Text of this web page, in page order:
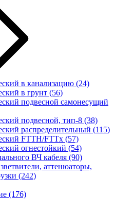
в канализацию (24)
в грунт (56)
подвесной самонесущий
подвесной, тип-8 (38)
распределительный (115)
FTTH/FTTx (57)
огнестойкий (54)
ВЧ кабеля (90)
аттенюаторы,
(242)
(176)